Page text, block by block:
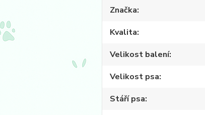
Značka
Kvalita
Velikost balení
Velikost psa
Stáří psa